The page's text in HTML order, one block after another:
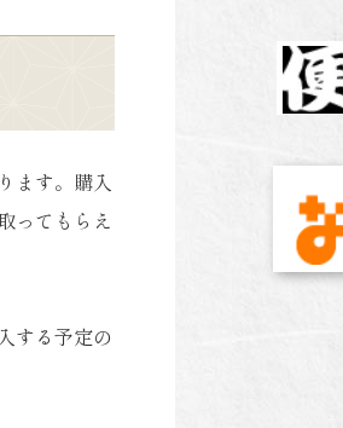
ます。購入
ってもらえ
する予定の